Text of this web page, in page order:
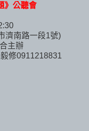
》公聽會
濟南路一段1號)
主辦
修0911218831